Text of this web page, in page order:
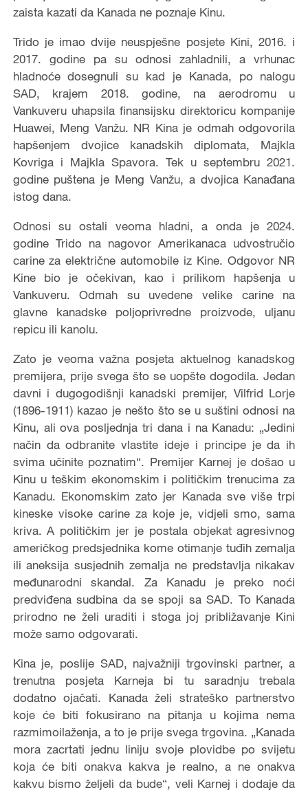
zaista kazati da Kanada ne poznaje Kinu.
Trido je imao dvije neuspješne posjete Kini, 2016. i
2017. godine pa su odnosi zahladnili, a vrhunac
hladnoće dosegnuli su kad je Kanada, po nalogu
SAD, krajem 2018. godine, na aerodromu u
Vankuveru uhapsila finansijsku direktoricu kompanije
Huawei, Meng Vanžu. NR Kina je odmah odgovorila
hapšenjem dvojice kanadskih diplomata, Majkla
Kovriga i Majkla Spavora. Tek u septembru 2021.
godine puštena je Meng Vanžu, a dvojica Kanađana
istog dana.
Odnosi su ostali veoma hladni, a onda je 2024.
godine Trido na nagovor Amerikanaca udvostručio
carine za električne automobile iz Kine. Odgovor NR
Kine bio je očekivan, kao i prilikom hapšenja u
Vankuveru. Odmah su uvedene velike carine na
glavne kanadske poljoprivredne proizvode, uljanu
repicu ili kanolu.
Zato je veoma važna posjeta aktuelnog kanadskog
premijera, prije svega što se uopšte dogodila. Jedan
davni i dugogodišnji kanadski premijer, Vilfrid Lorje
(1896-1911) kazao je nešto što se u suštini odnosi na
Kinu, ali ova posljednja tri dana i na Kanadu: „Jedini
način da odbranite vlastite ideje i principe je da ih
svima učinite poznatim“. Premijer Karnej je došao u
Kinu u teškim ekonomskim i političkim trenucima za
Kanadu. Ekonomskim zato jer Kanada sve više trpi
kineske visoke carine za koje je, vidjeli smo, sama
kriva. A političkim jer je postala objekat agresivnog
američkog predsjednika kome otimanje tuđih zemalja
ili aneksija susjednih zemalja ne predstavlja nikakav
međunarodni skandal. Za Kanadu je preko noći
predviđena sudbina da se spoji sa SAD. To Kanada
prirodno ne želi uraditi i stoga joj približavanje Kini
može samo odgovarati.
Kina je, poslije SAD, najvažniji trgovinski partner, a
trenutna posjeta Karneja bi tu saradnju trebala
dodatno ojačati. Kanada želi strateško partnerstvo
koje će biti fokusirano na pitanja u kojima nema
razmimoilaženja, a to je prije svega trgovina. „Kanada
mora zacrtati jednu liniju svoje plovidbe po svijetu
koja će biti onakva kakva je realno, a ne onakva
kakvu bismo željeli da bude“, veli Karnej i dodaje da